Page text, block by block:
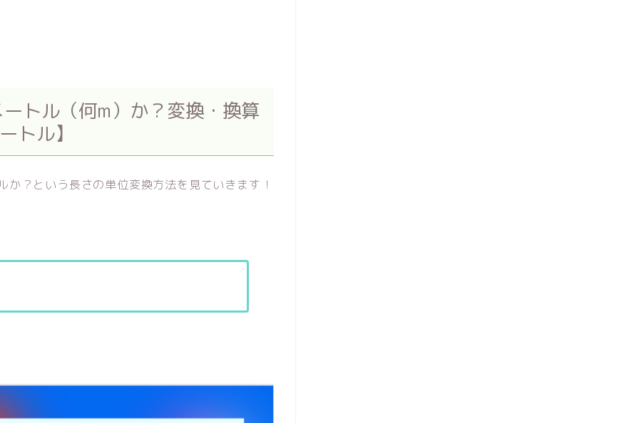
トル（何m）か？変換・換算
トル】
？という長さの単位変換方法を見ていきます！